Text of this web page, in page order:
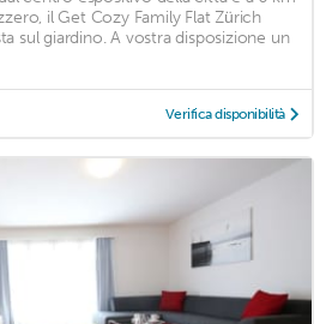
il Get Cozy Family Flat Zürich
sul giardino. A vostra disposizione un
Verifica disponibilità